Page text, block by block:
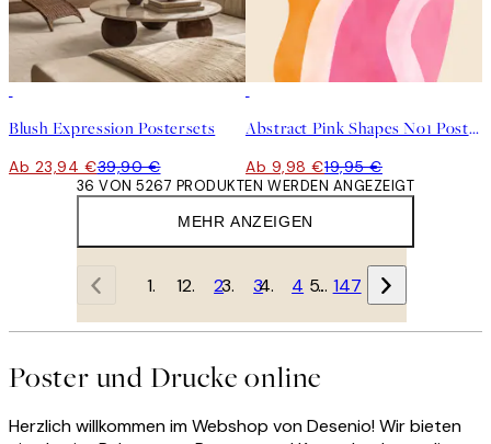
Blush Expression Postersets
Ab 23,94 €39,90 €
Abstract Pink Shapes No1 Poster
Ab 9,98 €19,95 €
MEHR ANZEIGEN
36 VON 5267 PRODUKTEN WERDEN ANGEZEIGT
1 2 3 4 … 147
Poster und Drucke online
Herzlich willkommen im Webshop von Desenio! Wir bieten